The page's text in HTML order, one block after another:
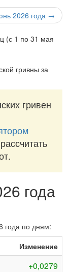
2026 года →
гривны за
гривен
года
года по дням:
Изменение
+0,0279